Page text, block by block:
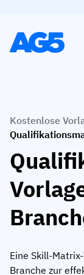
KI-Skill-
Mitarbeiter
Nach branche
Logistik
Medizinische
Alle
Adient
Rogers
Logistik
Base
Lernen
AG5 Blog-
White papers
Webinars
Support
Kostenlose
Eine Skill-
Branche zur